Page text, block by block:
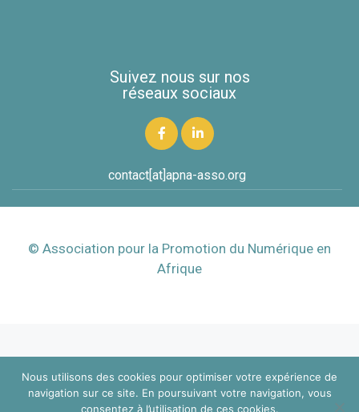
Suivez nous sur nos
réseaux sociaux
contact[at]apna-asso.org
© Association pour la Promotion du Numérique en
Afrique
Nous utilisons des cookies pour optimiser votre expérience de
navigation sur ce site. En poursuivant votre navigation, vous
consentez à l’utilisation de ces cookies.